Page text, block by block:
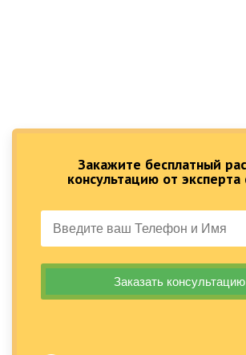
Закажите бесплатный
консультацию от эксперта